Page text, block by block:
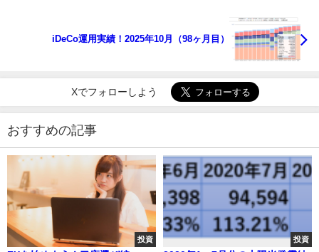
iDeCo運用実績！2025年10月（98ヶ月目）
Xでフォローしよう
おすすめの記事
投資 投資